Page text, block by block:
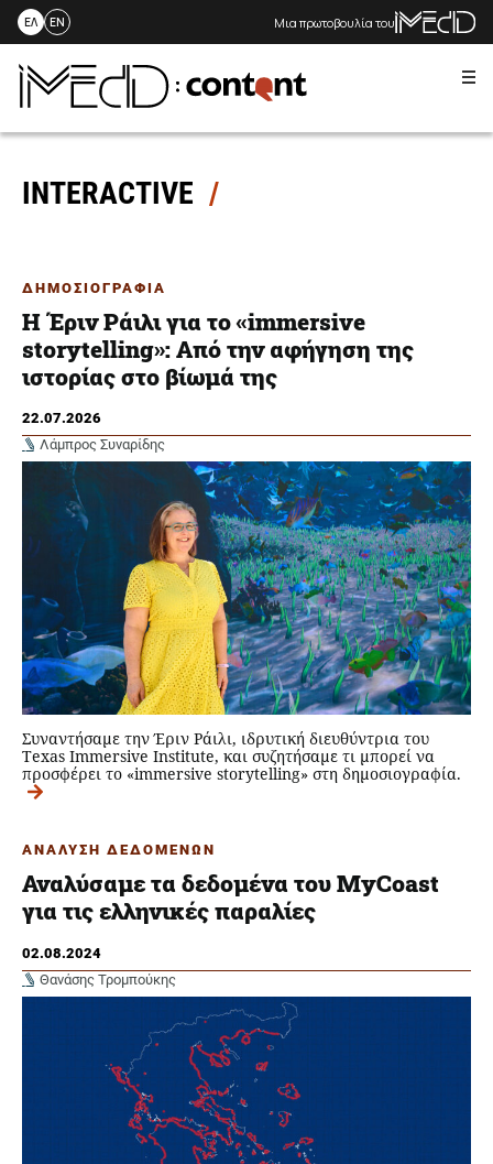
Skip
content
ΕΛ EN Μια πρωτοβουλία του
INTERACTIVE
ΔΗΜΟΣΙΟΓΡΑΦΙΑ
Η Έριν Ράιλι για το «immersive
storytelling»: Από την αφήγηση της
ιστορίας στο βίωμά της
22.07.2026
Λάμπρος Συναρίδης
Συναντήσαμε την Έριν Ράιλι, ιδρυτική διευθύντρια του
Texas Immersive Institute, και συζητήσαμε τι μπορεί να
προσφέρει το «immersive storytelling» στη δημοσιογραφία.
ΑΝΑΛΥΣΗ ΔΕΔΟΜΕΝΩΝ
Αναλύσαμε τα δεδομένα του MyCoast
για τις ελληνικές παραλίες
02.08.2024
Θανάσης Τρομπούκης